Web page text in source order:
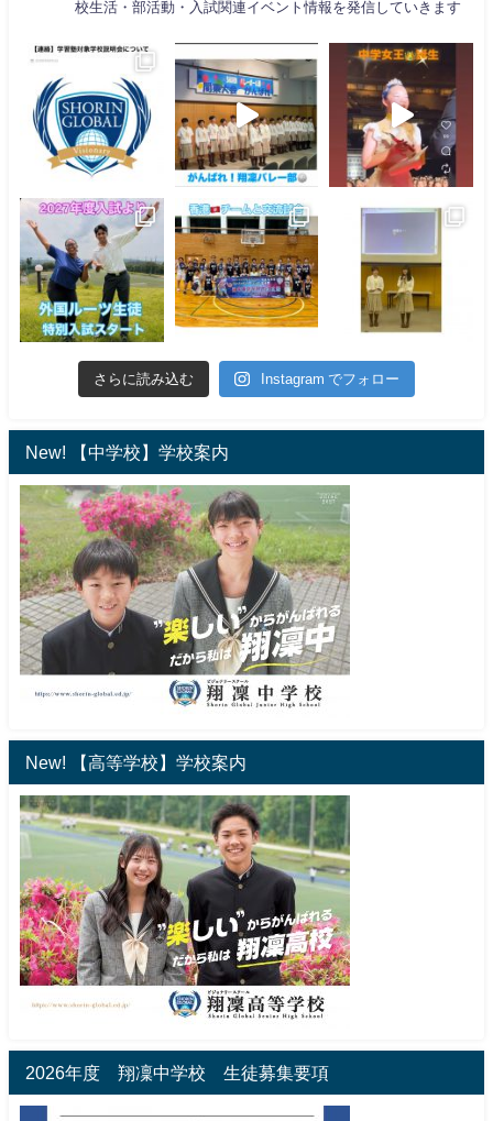
校生活・部活動・入試関連イベント情報を発信していきます
さらに読み込む Instagram でフォロー
New! 【中学校】学校案内
New! 【高等学校】学校案内
2026年度 翔凜中学校 生徒募集要項